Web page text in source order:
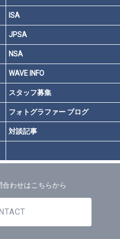
ISA
JPSA
NSA
WAVE INFO
スタッフ募集
フォトグラファー ブログ
対談記事
わせはこちらから